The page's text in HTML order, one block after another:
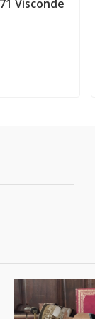
Visconde